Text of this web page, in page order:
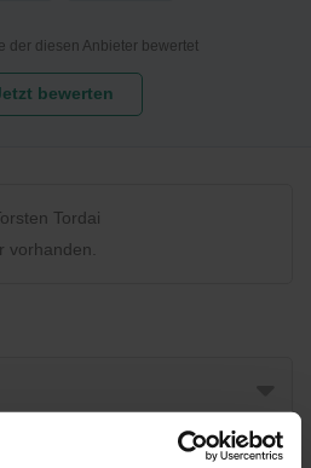
der diesen Anbieter bewertet
bewerten
Tordai
vorhanden.